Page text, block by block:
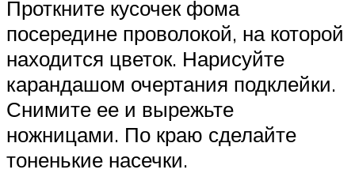
Проткните кусочек фома
посередине проволокой, на которой
находится цветок. Нарисуйте
карандашом очертания подклейки.
Снимите ее и вырежьте
ножницами. По краю сделайте
тоненькие насечки.